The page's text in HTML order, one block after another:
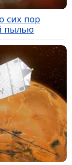
сих пор
пылью